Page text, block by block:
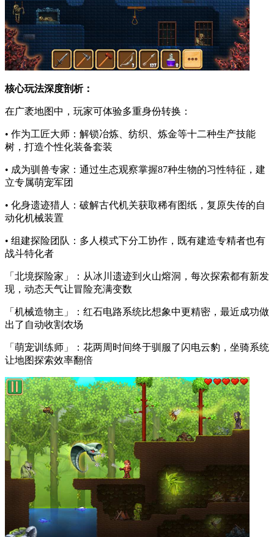
核心玩法深度剖析：
在广袤地图中，玩家可体验多重身份转换：
• 作为工匠大师：解锁冶炼、纺织、炼金等十二种生产技能
树，打造个性化装备套装
• 成为驯兽专家：通过生态观察掌握87种生物的习性特征，建
立专属萌宠军团
• 化身遗迹猎人：破解古代机关获取稀有图纸，复原失传的自
动化机械装置
• 组建探险团队：多人模式下分工协作，既有建造专精者也有
战斗特化者
「北境探险家」：从冰川遗迹到火山熔洞，每次探索都有新发
现，动态天气让冒险充满变数
「机械造物主」：红石电路系统比想象中更精密，最近成功做
出了自动收割农场
「萌宠训练师」：花两周时间终于驯服了闪电云豹，坐骑系统
让地图探索效率翻倍